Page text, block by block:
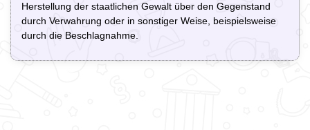
Herstellung der staatlichen Gewalt über den Gegenstand
durch Verwahrung oder in sonstiger Weise, beispielsweise
durch die Beschlagnahme.